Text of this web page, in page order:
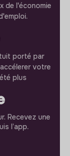
de l'économie
porté par
votre
plus
Recevez une
l’app.